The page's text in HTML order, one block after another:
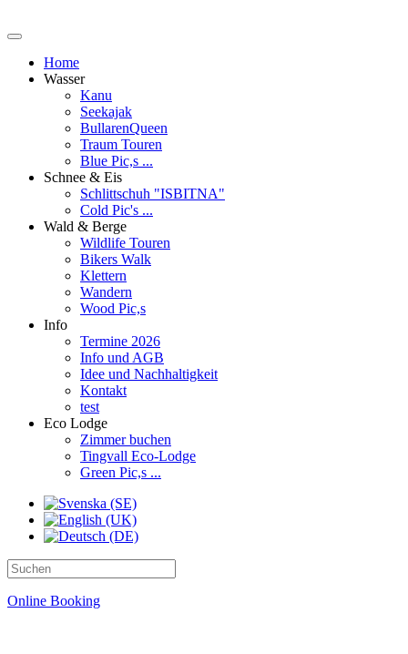
Home
Wasser
Kanu
Seekajak
BullarenQueen
Traum Touren
Blue Pic,s ...
Schnee & Eis
Schlittschuh "ISBITNA"
Cold Pic's ...
Wald & Berge
Wildlife Touren
Bikers Walk
Klettern
Wandern
Wood Pic,s
Info
Termine 2026
Info und AGB
Idee und Nachhaltigkeit
Kontakt
test
Eco Lodge
Zimmer buchen
Tingvall Eco-Lodge
Green Pic,s ...
Online Booking